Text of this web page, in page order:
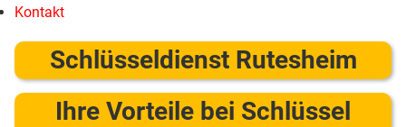
Kontakt
Schlüsseldienst Rutesheim
Ihre Vorteile bei Schlüssel